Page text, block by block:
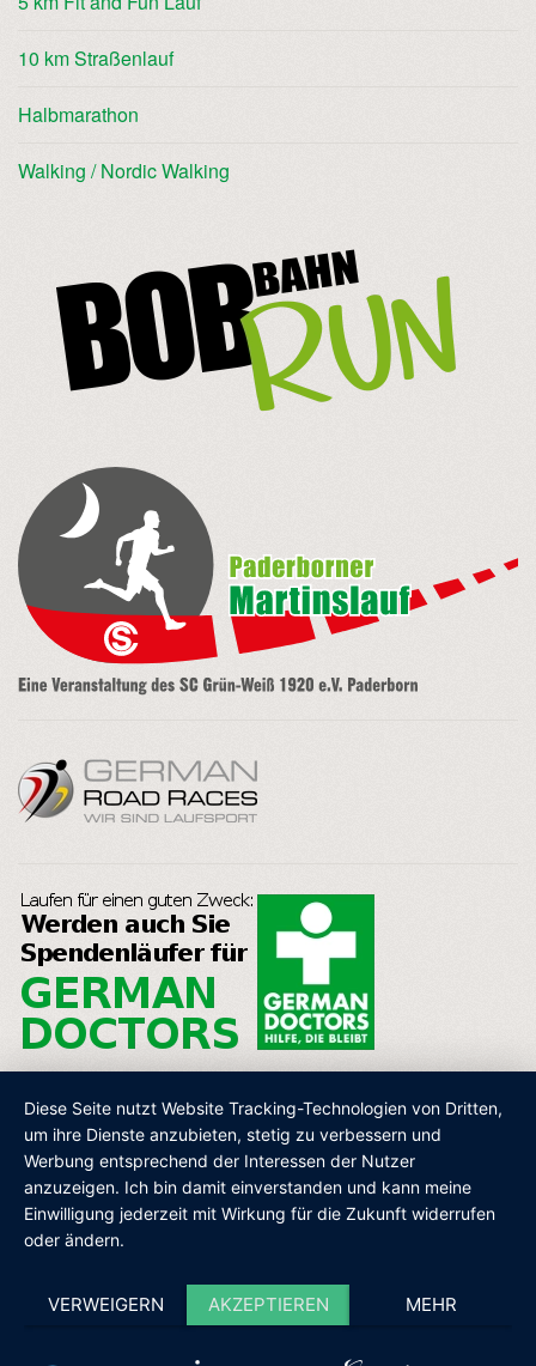
10 km Straßenlauf
Halbmarathon
Walking / Nordic Walking
AGB IMPRESSUM DATENSCHUTZ
Diese Seite nutzt Website Tracking-Technologien von Dritten,
um ihre Dienste anzubieten, stetig zu verbessern und
Werbung entsprechend der Interessen der Nutzer
anzuzeigen. Ich bin damit einverstanden und kann meine
Einwilligung jederzeit mit Wirkung für die Zukunft widerrufen
oder ändern.
VERWEIGERN AKZEPTIEREN MEHR